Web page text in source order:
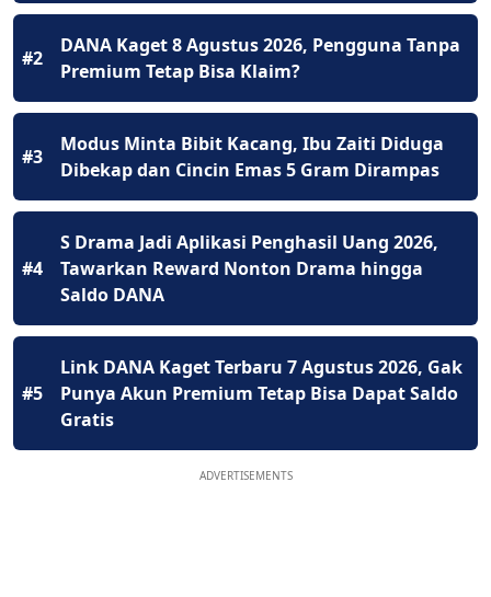
#2
DANA Kaget 8 Agustus 2026, Pengguna Tanpa
Premium Tetap Bisa Klaim?
#3
Modus Minta Bibit Kacang, Ibu Zaiti Diduga
Dibekap dan Cincin Emas 5 Gram Dirampas
#4
S Drama Jadi Aplikasi Penghasil Uang 2026,
Tawarkan Reward Nonton Drama hingga
Saldo DANA
#5
Link DANA Kaget Terbaru 7 Agustus 2026, Gak
Punya Akun Premium Tetap Bisa Dapat Saldo
Gratis
ADVERTISEMENTS